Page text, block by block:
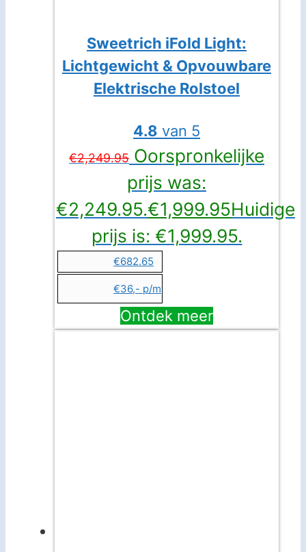
Sweetrich iFold Light:
Lichtgewicht & Opvouwbare
Elektrische Rolstoel
4.8 van 5
€2,249.95 Oorspronkelijke
prijs was:
€2,249.95.€1,999.95Huidige
prijs is: €1,999.95.
€682.65
€36,- p/m
Ontdek meer